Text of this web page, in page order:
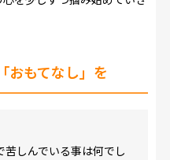
おもてなし」を
しんでいる事は何でし